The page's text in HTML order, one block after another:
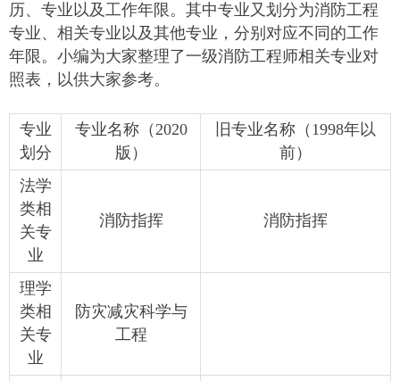
历、专业以及工作年限。其中专业又划分为消防工程
专业、相关专业以及其他专业，分别对应不同的工作
年限。小编为大家整理了一级消防工程师相关专业对
照表，以供大家参考。
专业
划分
专业名称（2020
版）
旧专业名称（1998年以
前）
法学
类相
关专
业
消防指挥 消防指挥
理学
类相
关专
业
防灾减灾科学与
工程